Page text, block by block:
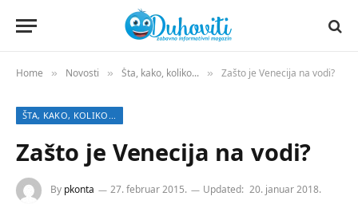
Home » Novosti » Šta, kako, koliko... » Zašto je Venecija na vodi?
ŠTA, KAKO, KOLIKO...
Zašto je Venecija na vodi?
By pkonta 27. februar 2015. Updated: 20. januar 2018.